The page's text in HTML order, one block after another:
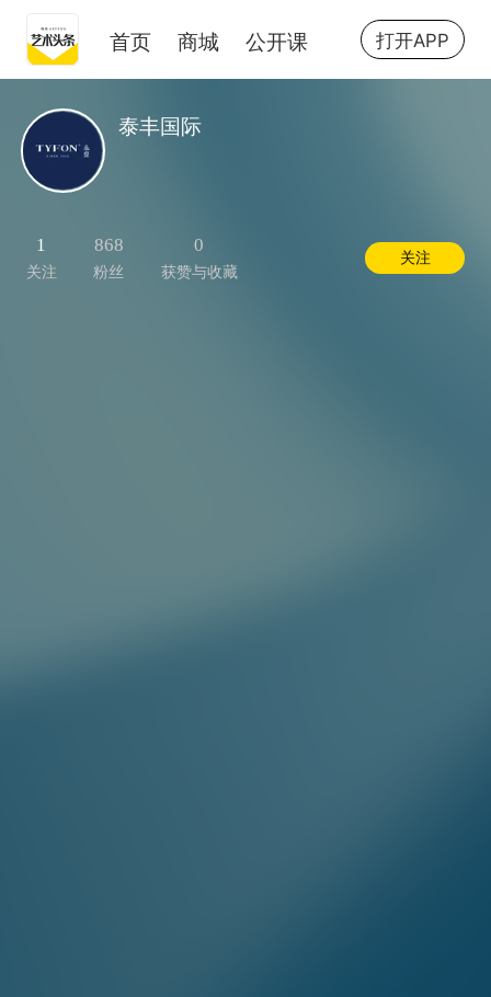
首页 商城 公开课 打开APP
泰丰国际
1
关注
868
粉丝
0
获赞与收藏
关注